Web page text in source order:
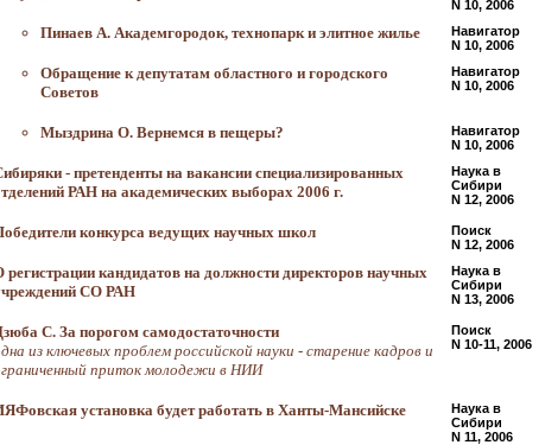
N 10, 2006
Пинаев А. Академгородок, технопарк и элитное жилье
Навигатор
N 10, 2006
Обращение к депутатам областного и городского
Советов
Навигатор
N 10, 2006
Мыздрина О. Вернемся в пещеры?
Навигатор
N 10, 2006
- претенденты на вакансии специализированных
РАН на академических выборах 2006 г.
Наука в
Сибири
N 12, 2006
конкурса ведущих научных школ
Поиск
N 12, 2006
регистрации кандидатов на должности директоров научных
СО РАН
Наука в
Сибири
N 13, 2006
С. За порогом самодостаточности
из ключевых проблем российской науки - старение кадров и
приток молодежи в НИИ
Поиск
N 10-11, 2006
установка будет работать в Ханты-Мансийске
Наука в
Сибири
N 11, 2006